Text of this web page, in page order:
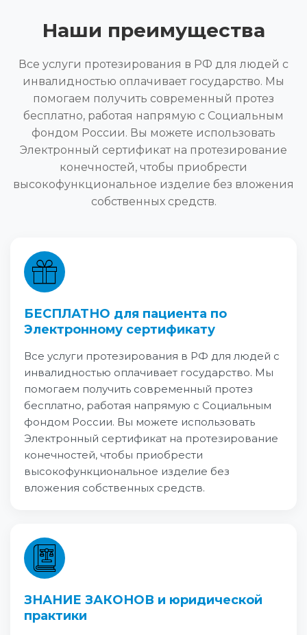
Наши преимущества
Все услуги протезирования в РФ для людей с
инвалидностью оплачивает государство. Мы
помогаем получить современный протез
бесплатно, работая напрямую с Социальным
фондом России. Вы можете использовать
Электронный сертификат на протезирование
конечностей, чтобы приобрести
высокофункциональное изделие без вложения
собственных средств.
БЕСПЛАТНО для пациента по
Электронному сертификату
Все услуги протезирования в РФ для людей с
инвалидностью оплачивает государство. Мы
помогаем получить современный протез
бесплатно, работая напрямую с Социальным
фондом России. Вы можете использовать
Электронный сертификат на протезирование
конечностей, чтобы приобрести
высокофункциональное изделие без
вложения собственных средств.
ЗНАНИЕ ЗАКОНОВ и юридической
практики